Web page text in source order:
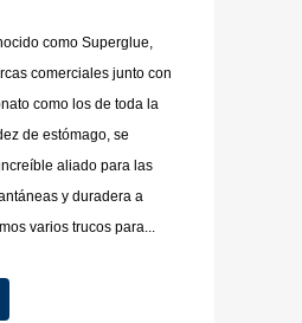
como Superglue,
comerciales junto con
como los de toda la
de estómago, se
aliado para las
y duradera a
varios trucos para...